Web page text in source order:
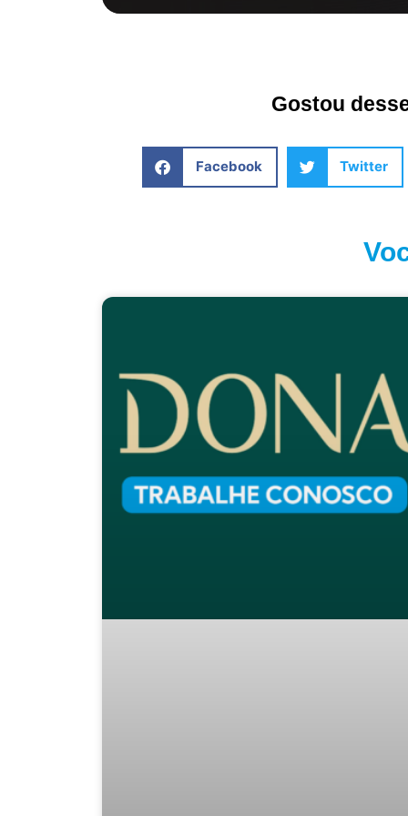
Gostou
Facebook Twitter